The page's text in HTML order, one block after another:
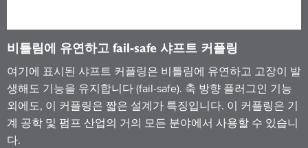
비틀림에 유연하고 fail-safe 샤프트 커플링
여기에 표시된 샤프트 커플링은 비틀림에 유연하고 고장이 발
생해도 기능을 유지합니다 (fail-safe). 축 방향 플러그인 기능
외에도, 이 커플링은 짧은 설계가 특징입니다. 이 커플링은 기
계 공학 및 펌프 산업의 거의 모든 분야에서 사용할 수 있습니
다.